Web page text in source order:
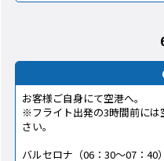
お客様ご自身にて空港へ。
※フライト出発の3時間前には
さい。
バルセロナ（06：30～07：40